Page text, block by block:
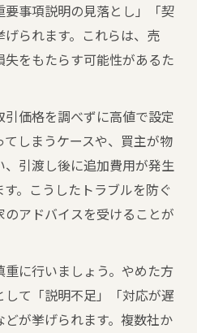
事項説明の見落とし」「契
られます。これらは、売
をもたらす可能性があるた
価格を調べずに高値で設定
しまうケースや、買主が物
引渡し後に追加費用が発生
。こうしたトラブルを防ぐ
アドバイスを受けることが
に行いましょう。やめた方
て「説明不足」「対応が遅
が挙げられます。複数社か